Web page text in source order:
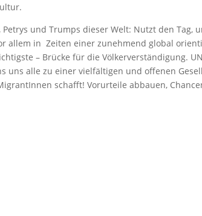
Petrys und Trumps dieser Welt: Nutzt den Tag,
allem in Zeiten einer zunehmend global
– Brücke für die Völkerverständigung.
uns alle zu einer vielfältigen und offenen
schafft! Vorurteile abbauen,